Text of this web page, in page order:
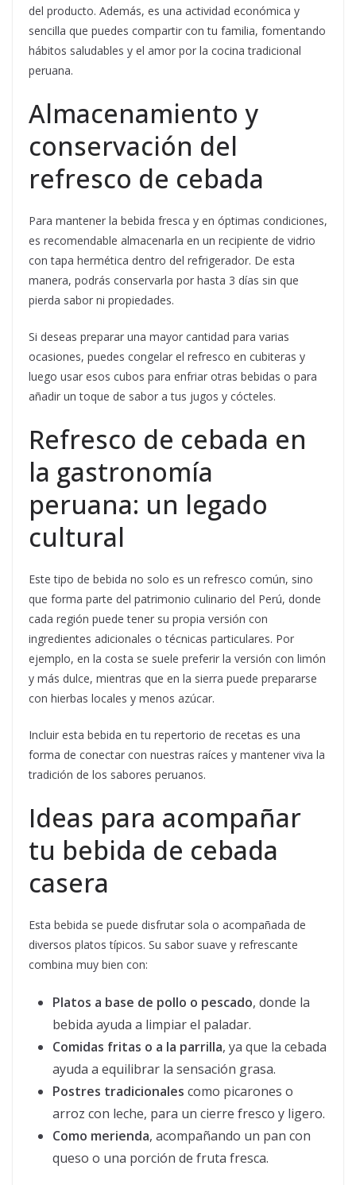
del producto. Además, es una actividad económica y
sencilla que puedes compartir con tu familia, fomentando
hábitos saludables y el amor por la cocina tradicional
peruana.
Almacenamiento y
conservación del
refresco de cebada
Para mantener la bebida fresca y en óptimas condiciones,
es recomendable almacenarla en un recipiente de vidrio
con tapa hermética dentro del refrigerador. De esta
manera, podrás conservarla por hasta 3 días sin que
pierda sabor ni propiedades.
Si deseas preparar una mayor cantidad para varias
ocasiones, puedes congelar el refresco en cubiteras y
luego usar esos cubos para enfriar otras bebidas o para
añadir un toque de sabor a tus jugos y cócteles.
Refresco de cebada en
la gastronomía
peruana: un legado
cultural
Este tipo de bebida no solo es un refresco común, sino
que forma parte del patrimonio culinario del Perú, donde
cada región puede tener su propia versión con
ingredientes adicionales o técnicas particulares. Por
ejemplo, en la costa se suele preferir la versión con limón
y más dulce, mientras que en la sierra puede prepararse
con hierbas locales y menos azúcar.
Incluir esta bebida en tu repertorio de recetas es una
forma de conectar con nuestras raíces y mantener viva la
tradición de los sabores peruanos.
Ideas para acompañar
tu bebida de cebada
casera
Esta bebida se puede disfrutar sola o acompañada de
diversos platos típicos. Su sabor suave y refrescante
combina muy bien con:
Platos a base de pollo o pescado, donde la
bebida ayuda a limpiar el paladar.
Comidas fritas o a la parrilla, ya que la cebada
ayuda a equilibrar la sensación grasa.
Postres tradicionales como picarones o
arroz con leche, para un cierre fresco y ligero.
Como merienda, acompañando un pan con
queso o una porción de fruta fresca.